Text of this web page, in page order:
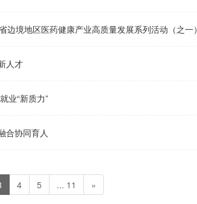
境地区医药健康产业高质量发展系列活动（之一）
人才
业“新质力”
合协同育人
4 5 ... 11 »